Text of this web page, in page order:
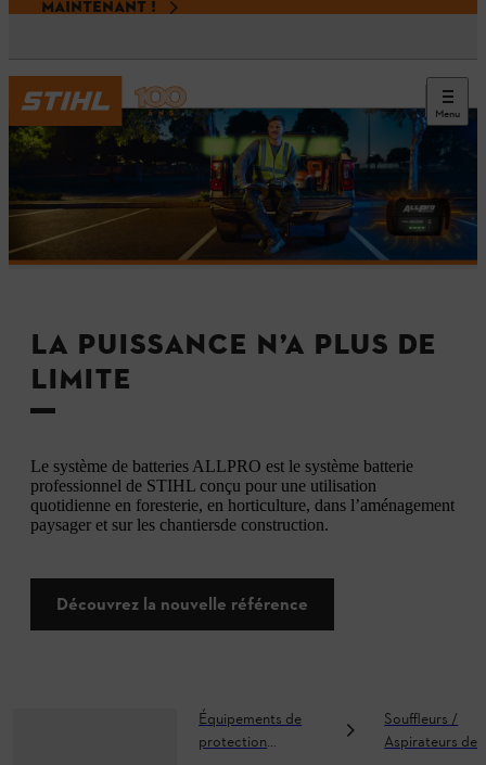
MAINTENANT !
Menu
LA PUISSANCE N’A PLUS DE
LIMITE
Le système de batteries ALLPRO est le système batterie
professionnel de STIHL conçu pour une utilisation
quotidienne en foresterie, en horticulture, dans l’aménagement
paysager et sur les chantiersde construction.
Découvrez la nouvelle référence
Équipements de
protection
Souffleurs /
Aspirateurs de